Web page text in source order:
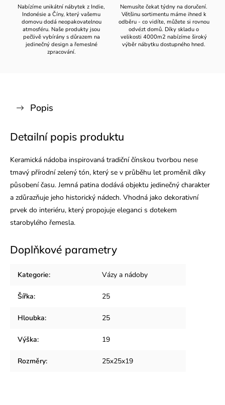
Nabízíme unikátní nábytek z Indie,
Indonésie a Číny, který vašemu
domovu dodá neopakovatelnou
atmosféru. Naše produkty jsou
pečlivě vybírány s důrazem na
jedinečný design a řemeslné
zpracování.
Nemusíte čekat týdny na doručení.
Většinu sortimentu máme ihned k
odběru - co vidíte, můžete si rovnou
odvézt domů. Díky skladu o
velikosti 4000m2 nabízíme široký
výběr nábytku dostupného hned.
Popis
Detailní popis produktu
Keramická nádoba inspirovaná tradiční čínskou tvorbou nese
tmavý přírodní zelený tón, který se v průběhu let proměnil díky
působení času. Jemná patina dodává objektu jedinečný charakter
a zdůrazňuje jeho historický nádech. Vhodná jako dekorativní
prvek do interiéru, který propojuje eleganci s dotekem
starobylého řemesla.
Doplňkové parametry
Kategorie: Vázy a nádoby
Šířka: 25
Hloubka: 25
Výška: 19
Rozměry: 25x25x19